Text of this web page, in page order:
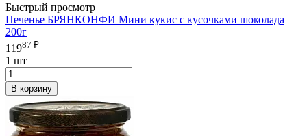
Быстрый просмотр
Печенье БРЯНКОНФИ Мини кукис с кусочками шоколада
200г
11987 ₽
1 шт
В корзину